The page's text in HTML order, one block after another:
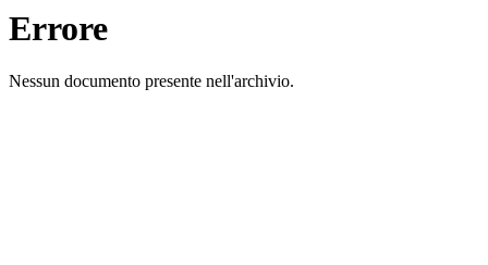
Errore
Nessun documento presente nell'archivio.